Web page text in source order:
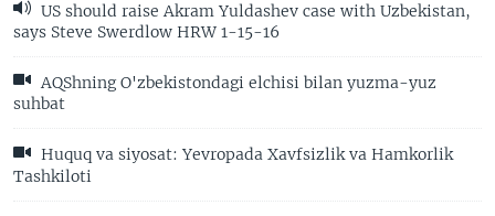
US should raise Akram Yuldashev case with Uzbekistan,
says Steve Swerdlow HRW 1-15-16
AQShning O'zbekistondagi elchisi bilan yuzma-yuz
suhbat
Huquq va siyosat: Yevropada Xavfsizlik va Hamkorlik
Tashkiloti